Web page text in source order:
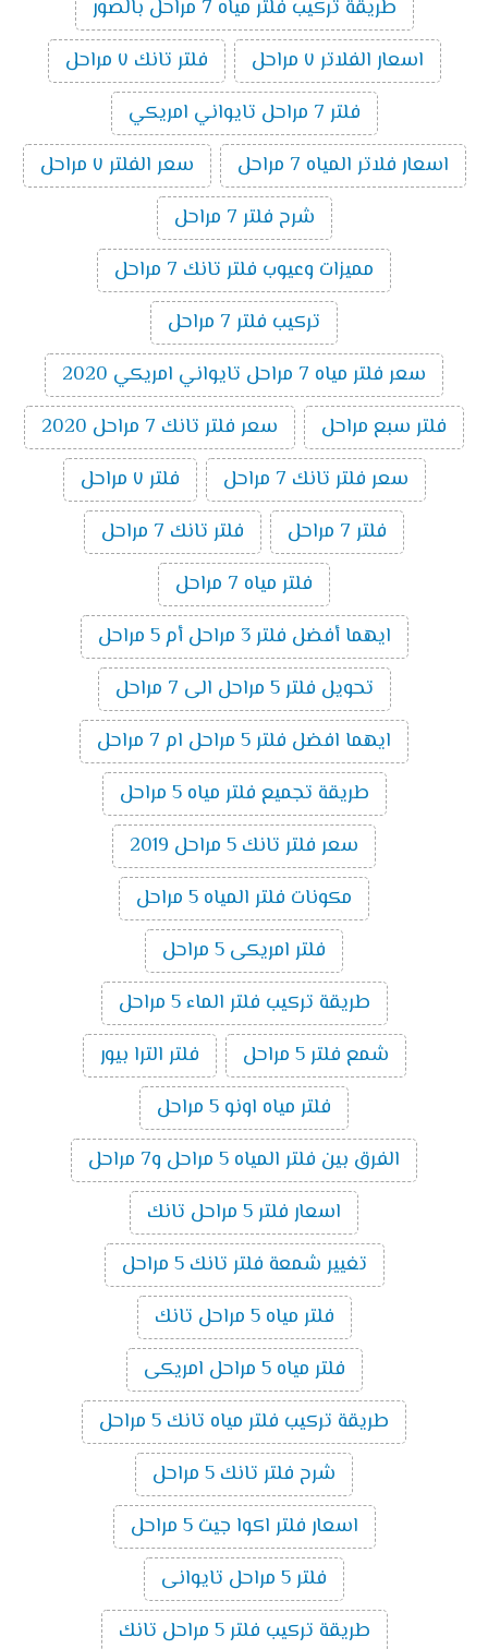
طريقة تركيب فلتر مياه 7 مراحل بالصور
اسعار الفلاتر ٧ مراحل
فلتر تانك ٧ مراحل
فلتر 7 مراحل تايواني امريكي
اسعار فلاتر المياه 7 مراحل
سعر الفلتر ٧ مراحل
شرح فلتر 7 مراحل
مميزات وعيوب فلتر تانك 7 مراحل
تركيب فلتر 7 مراحل
سعر فلتر مياه 7 مراحل تايواني امريكي 2020
فلتر سبع مراحل
سعر فلتر تانك 7 مراحل 2020
سعر فلتر تانك 7 مراحل
فلتر ٧ مراحل
فلتر 7 مراحل
فلتر تانك 7 مراحل
فلتر مياه 7 مراحل
ايهما أفضل فلتر 3 مراحل أم 5 مراحل
تحويل فلتر 5 مراحل الى 7 مراحل
ايهما افضل فلتر 5 مراحل ام 7 مراحل
طريقة تجميع فلتر مياه 5 مراحل
سعر فلتر تانك 5 مراحل 2019
مكونات فلتر المياه 5 مراحل
فلتر امريكى 5 مراحل
طريقة تركيب فلتر الماء 5 مراحل
شمع فلتر 5 مراحل
فلتر الترا بيور
فلتر مياه اونو 5 مراحل
الفرق بين فلتر المياه 5 مراحل و7 مراحل
اسعار فلتر 5 مراحل تانك
تغيير شمعة فلتر تانك 5 مراحل
فلتر مياه 5 مراحل تانك
فلتر مياه 5 مراحل امريكى
طريقة تركيب فلتر مياه تانك 5 مراحل
شرح فلتر تانك 5 مراحل
اسعار فلتر اكوا جيت 5 مراحل
فلتر 5 مراحل تايوانى
طريقة تركيب فلتر 5 مراحل تانك